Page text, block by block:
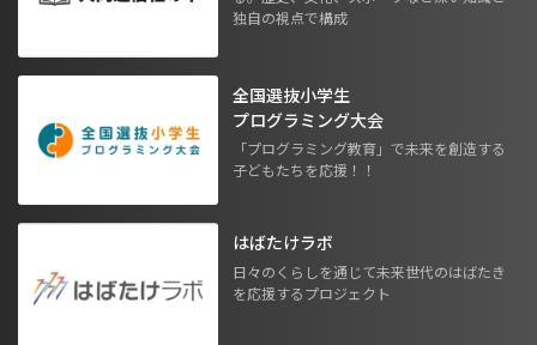
独自の視点で構成
全国選抜小学生
プログラミング大会
「プログラミング教育」で未来を創造する
子どもたちを応援！！
はばたけラボ
日々のくらしを通じて未来世代のはばたき
を応援するプロジェクト